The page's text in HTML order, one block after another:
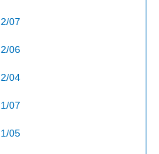
07
06
04
07
05